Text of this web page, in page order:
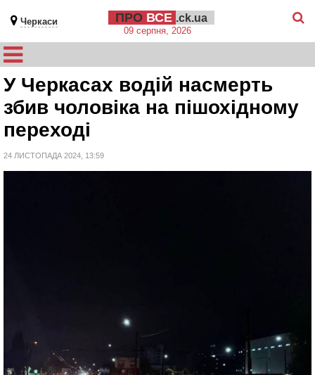
Черкаси ПРО ВСЕ .ck.ua
09 серпня, 2026
У Черкасах водій насмерть
збив чоловіка на пішохідному
переході
24 ЛИСТОПАДА 2024, 13:59